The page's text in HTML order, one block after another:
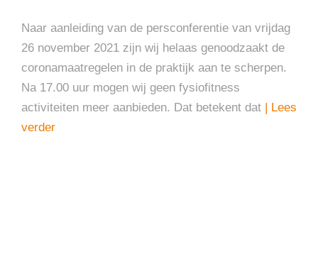
Naar aanleiding van de persconferentie van vrijdag
26 november 2021 zijn wij helaas genoodzaakt de
coronamaatregelen in de praktijk aan te scherpen.
Na 17.00 uur mogen wij geen fysiofitness
activiteiten meer aanbieden. Dat betekent dat
| Lees
verder